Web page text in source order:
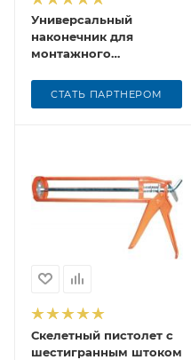
Универсальный
наконечник для
монтажного
СТАТЬ ПАРТНЕРОМ
Скелетный пистолет с
шестигранным штоком